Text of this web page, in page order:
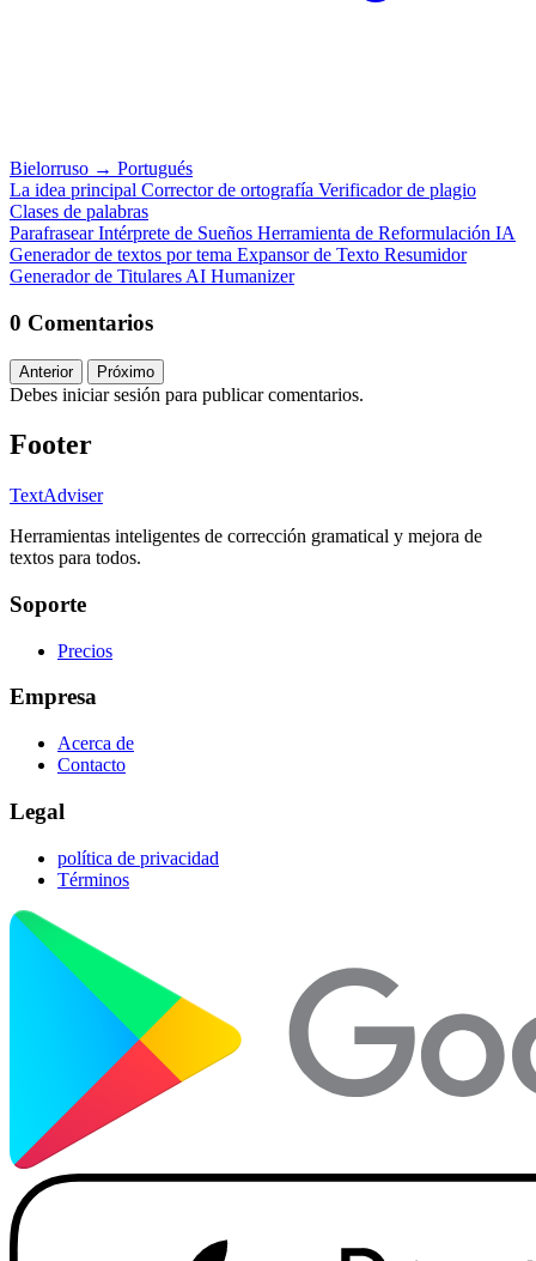
Bielorruso → Portugués
La idea principal Corrector de ortografía Verificador de plagio
Clases de palabras
ParafrasearIntérprete de Sueños Herramienta de Reformulación IA
Generador de textos por tema Expansor de Texto Resumidor
Generador de Titulares AI Humanizer
0 Comentarios
Anterior Próximo
Debes iniciar sesión para publicar comentarios.
Footer
TextAdviser
Herramientas inteligentes de corrección gramatical y mejora de
textos para todos.
Soporte
Precios
Empresa
Acerca de
Contacto
Legal
política de privacidad
Términos